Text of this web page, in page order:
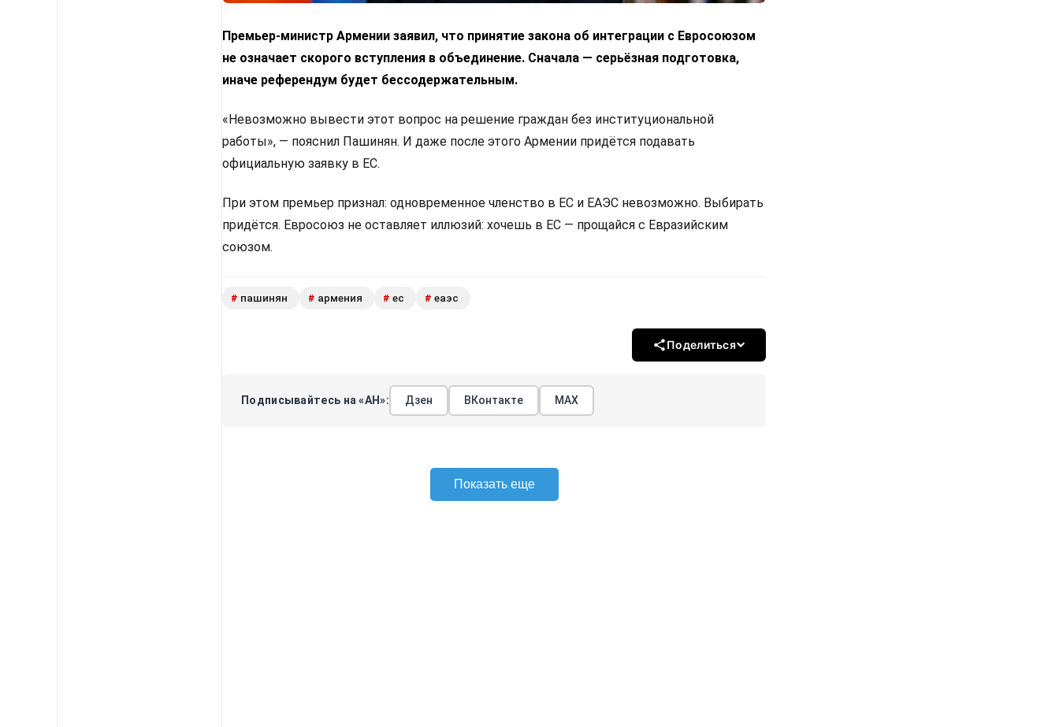
Премьер-министр Армении заявил, что принятие закона об интеграции с Евросоюзом
не означает скорого вступления в объединение. Сначала — серьёзная подготовка,
иначе референдум будет бессодержательным.
«Невозможно вывести этот вопрос на решение граждан без институциональной
работы», — пояснил Пашинян. И даже после этого Армении придётся подавать
официальную заявку в ЕС.
При этом премьер признал: одновременное членство в ЕС и ЕАЭС невозможно. Выбирать
придётся. Евросоюз не оставляет иллюзий: хочешь в ЕС — прощайся с Евразийским
союзом.
# пашинян # армения # ес # еаэс
Поделиться
Подписывайтесь на «АН»: Дзен ВКонтакте МАХ
Показать еще